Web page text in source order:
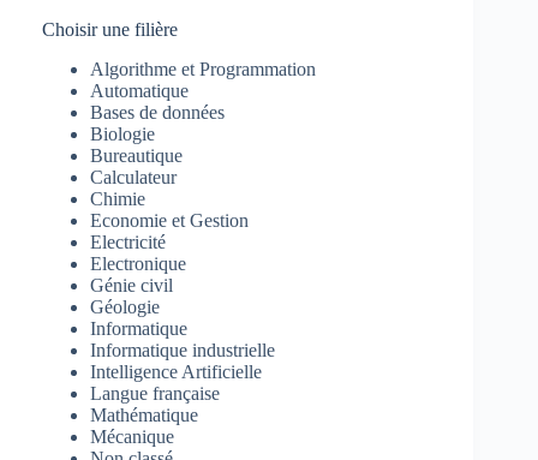
Choisir une filière
Algorithme et Programmation
Automatique
Bases de données
Biologie
Bureautique
Calculateur
Chimie
Economie et Gestion
Electricité
Electronique
Génie civil
Géologie
Informatique
Informatique industrielle
Intelligence Artificielle
Langue française
Mathématique
Mécanique